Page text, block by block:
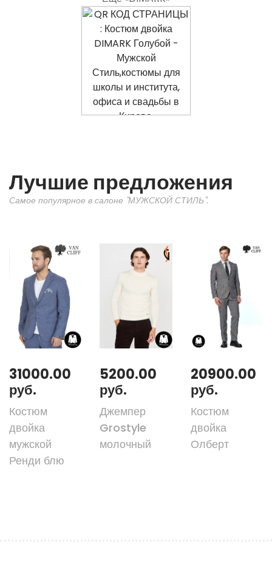
Лучшие предложения
Самое популярное в салоне "МУЖСКОЙ СТИЛЬ".
31000.00
руб.
Костюм
двойка
мужской
Ренди блю
5200.00
руб.
Джемпер
Grostyle
молочный
20900.00
руб.
Костюм
двойка
Олберт